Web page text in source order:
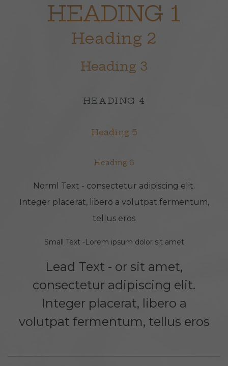
HEADING 1
Heading 2
Heading 3
HEADING 4
Heading 5
Heading 6
Norml Text - consectetur adipiscing elit.
Integer placerat, libero a volutpat fermentum,
tellus eros
Small Text -Lorem ipsum dolor sit amet
Lead Text - or sit amet,
consectetur adipiscing elit.
Integer placerat, libero a
volutpat fermentum, tellus eros